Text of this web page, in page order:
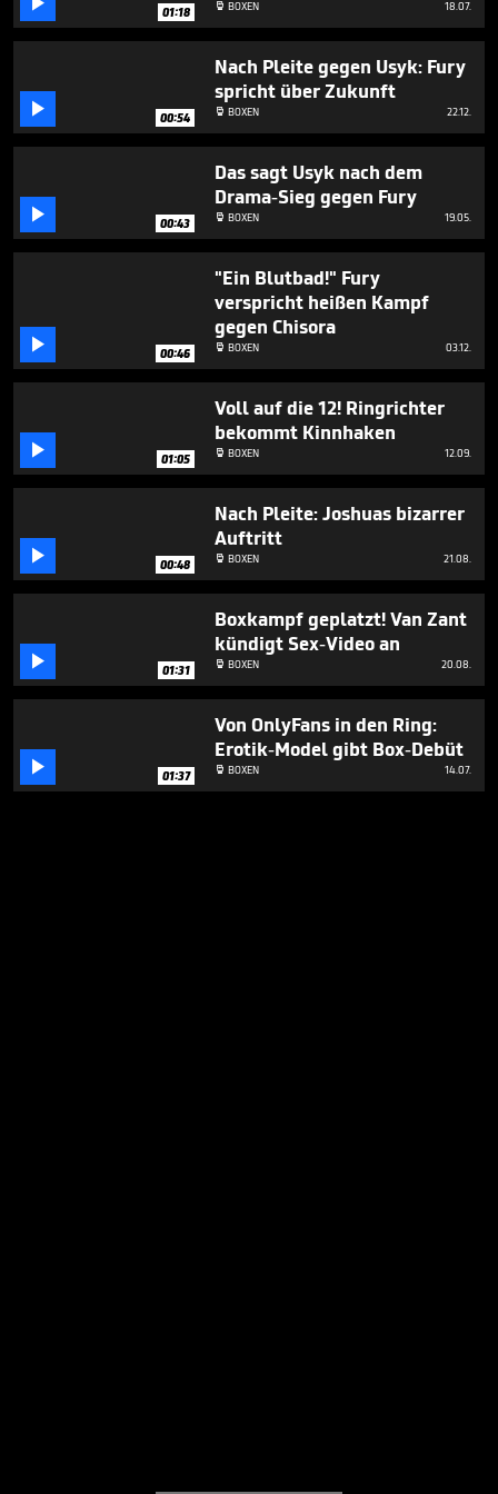
seconds
01:18  BOXEN 18.07.
 00:54
Nach Pleite gegen Usyk: Fury
spricht über Zukunft
 BOXEN 22.12.
 00:43
Das sagt Usyk nach dem
Drama-Sieg gegen Fury
 BOXEN 19.05.
 00:46
"Ein Blutbad!" Fury
verspricht heißen Kampf
gegen Chisora
 BOXEN 03.12.
 01:05
Voll auf die 12! Ringrichter
bekommt Kinnhaken
 BOXEN 12.09.
 00:48
Nach Pleite: Joshuas bizarrer
Auftritt
 BOXEN 21.08.
 01:31
Boxkampf geplatzt! Van Zant
kündigt Sex-Video an
 BOXEN 20.08.
 01:37
Von OnlyFans in den Ring:
Erotik-Model gibt Box-Debüt
 BOXEN 14.07.